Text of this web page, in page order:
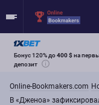
Бонус 120% до400 $на
депозит
Online-Bookmakers.com
В «Дженоа»